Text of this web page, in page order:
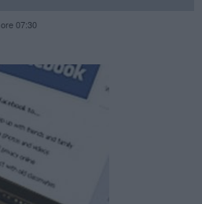
ore 07:30